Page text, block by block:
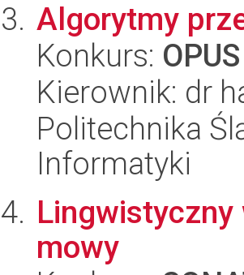
Algorytmy
Konkurs:
Kierownik: dr
Politechnika
Informatyki
mowy